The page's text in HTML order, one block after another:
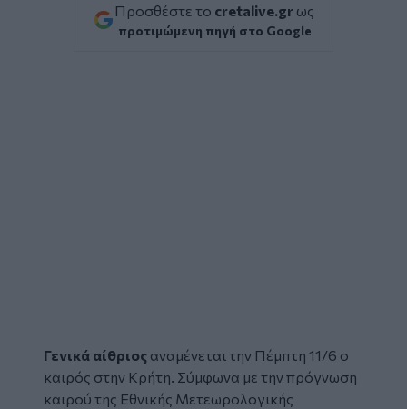
Προσθέστε το cretalive.gr ως
προτιμώμενη πηγή στο Google
Γενικά αίθριος αναμένεται την Πέμπτη 11/6 ο
καιρός στην Κρήτη. Σύμφωνα με την πρόγνωση
καιρού της Εθνικής Μετεωρολογικής